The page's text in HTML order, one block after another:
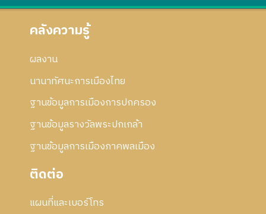
คลังความรู้
ผลงาน
นานาทัศนะการเมืองไทย
ฐานข้อมูลการเมืองการปกครอง
ฐานข้อมูลรางวัลพระปกเกล้า
ฐานข้อมูลการเมืองภาคพลเมือง
ติดต่อ
แผนที่และเบอร์โทร